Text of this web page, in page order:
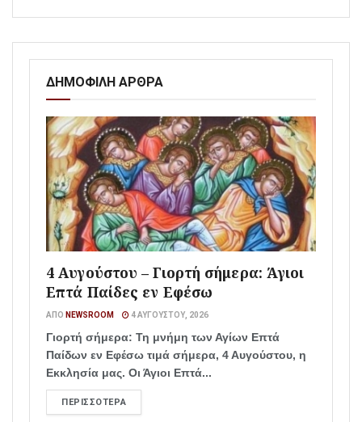
ΔΗΜΟΦΙΛΗ ΑΡΘΡΑ
4 Αυγούστου – Γιορτή σήμερα: Άγιοι
Επτά Παίδες εν Εφέσω
ΑΠΌ NEWSROOM 4 ΑΥΓΟΎΣΤΟΥ, 2026
Γιορτή σήμερα: Τη μνήμη των Αγίων Επτά
Παίδων εν Εφέσω τιμά σήμερα, 4 Αυγούστου, η
Εκκλησία μας. Οι Άγιοι Επτά...
ΠΕΡΙΣΣΌΤΕΡΑ